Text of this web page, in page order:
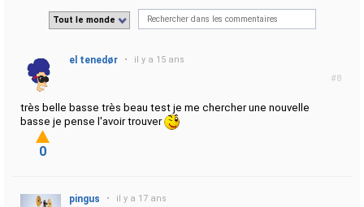
Tout le monde
#8
el tenedør • il y a 15 ans
très belle basse très beau test je me chercher une nouvelle
basse je pense l'avoir trouver
0
pingus • il y a 17 ans